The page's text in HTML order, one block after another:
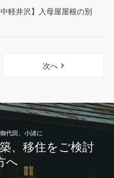
軽井沢】入母屋屋根の別
次へ
代田、小諸に
、移住をご検討
へ